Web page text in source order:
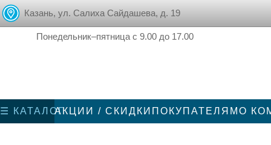
Казань, ул. Салиха Сайдашева, д. 19
Понедельник–пятница с 9.00 до 17.00
☰ КАТАЛОГАКЦИИ / СКИДКИ ПОКУПАТЕЛЯМ О